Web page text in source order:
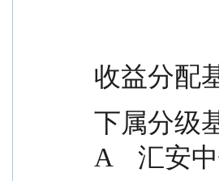
收益分配
下属分级
A    汇安